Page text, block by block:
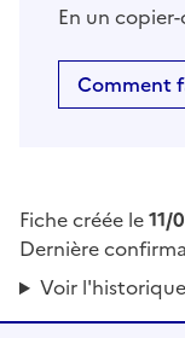
En un
Comment
Fiche créée le11/
Dernière
Voir l'historique